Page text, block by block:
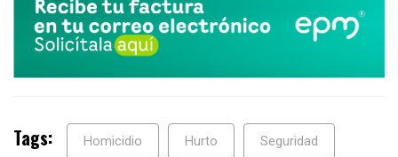
Tags: Homicidio Hurto Seguridad